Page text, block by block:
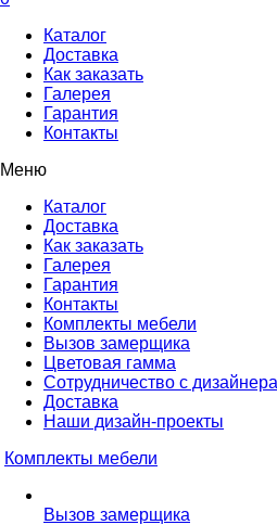
Каталог
Доставка
Как заказать
Галерея
Гарантия
Контакты
Меню
Каталог
Доставка
Как заказать
Галерея
Гарантия
Контакты
Комплекты мебели
Вызов замерщика
Цветовая гамма
Сотрудничество с
Доставка
Наши дизайн-проекты
Комплекты мебели
Вызов замерщика